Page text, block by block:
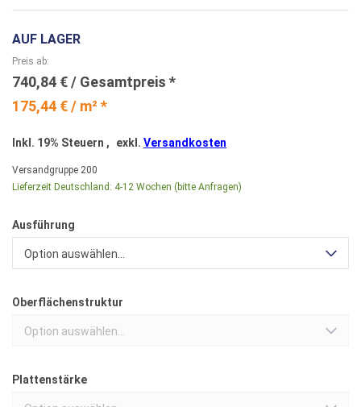
AUF LAGER
175,44 € / m² *
Preis ab
740,84 €
Inkl. 19% Steuern , exkl. Versandkosten
Versandgruppe 200
Lieferzeit Deutschland: 4-12 Wochen (bitte Anfragen)
Ausführung
Option auswählen...
Oberflächenstruktur
Option auswählen...
Plattenstärke